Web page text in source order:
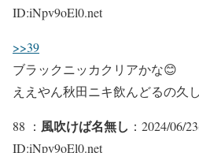
ID:iNpv9oEl0.net
>>39
ブラックニッカクリアかな😊
ええやん秋田ニキ飲んどるの久
88 ： 風吹けば名無し ：2024/06/
ID:iNpv9oEl0.net